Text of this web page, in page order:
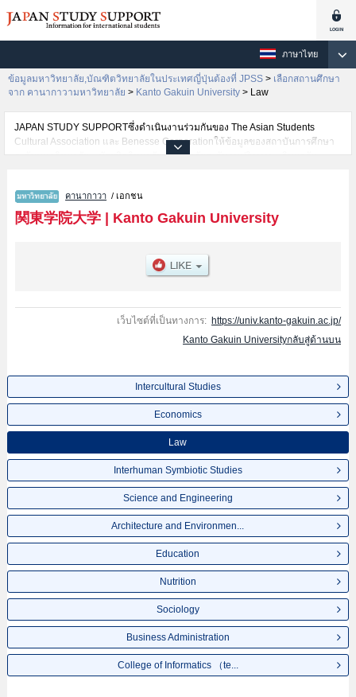
ภาษาไทย
ข้อมูลมหาวิทยาลัย,บัณฑิตวิทยาลัยในประเทศญี่ปุ่นต้องที่ JPSS > เลือกสถานศึกษา
จาก คานากาวามหาวิทยาลัย > Kanto Gakuin University > Law
JAPAN STUDY SUPPORTซึ่งดำเนินงานร่วมกันของ The Asian Students
Cultural Association และ Benesse Corporationให้ข้อมูลของสถาบันการศึกษา
ระดับมหาวิทยาลัย・บัณฑิตวิทยาลัย・วิทยาลัยระดับอนุปริญญา・วิทยาลัย
ต่างชาติเช่นข้อมูลของแต่ละคณะ,ข้อมูลการสอบคัดเลือกเข้าศึกษาเช่นจำนวนคน
ที่รับสมัครหรือจำนวนคนที่ผ่านการสอบคัดเลือกเป็นต้น,แนะนำสถานที่,การเดิน
ทางเป็นต้นไว้ด้วยดังนั้นขอเชิญใช้บริการค้นหาข้อมูลตามอัธยาศัย
คานากาวา / เอกชน
関東学院大学| Kanto Gakuin University
เว็บไซต์ที่เป็นทางการ: https://univ.kanto-gakuin.ac.jp/
Kanto Gakuin Universityกลับสู่ด้านบน
Intercultural Studies
Economics
Law
Interhuman Symbiotic Studies
Science and Engineering
Architecture and Environmen...
Education
Nutrition
Sociology
Business Administration
College of Informatics （te...